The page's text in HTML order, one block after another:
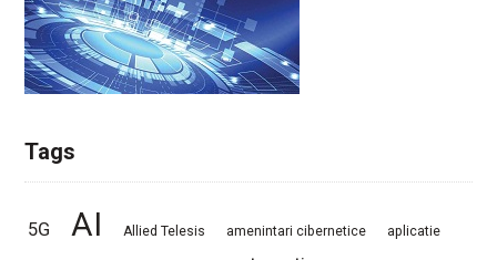
Tags
5G AI Allied Telesis amenintari cibernetice aplicatie